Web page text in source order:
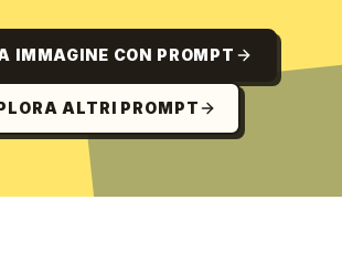
IMMAGINE CON PROMPT
ALTRI PROMPT